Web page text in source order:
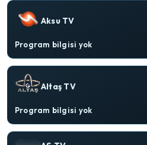
Aksu TV
Program bilgisi yok
Altaş TV
Program bilgisi yok